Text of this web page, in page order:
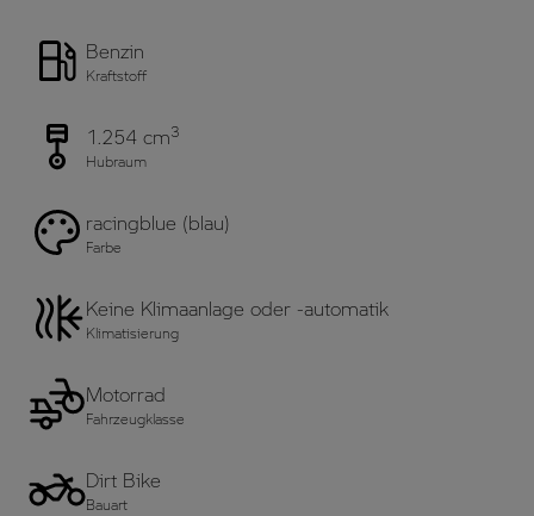
Benzin
Kraftstoff
1.254 cm3
Hubraum
racingblue (blau)
Farbe
Keine Klimaanlage oder -automatik
Klimatisierung
Motorrad
Fahrzeugklasse
Dirt Bike
Bauart